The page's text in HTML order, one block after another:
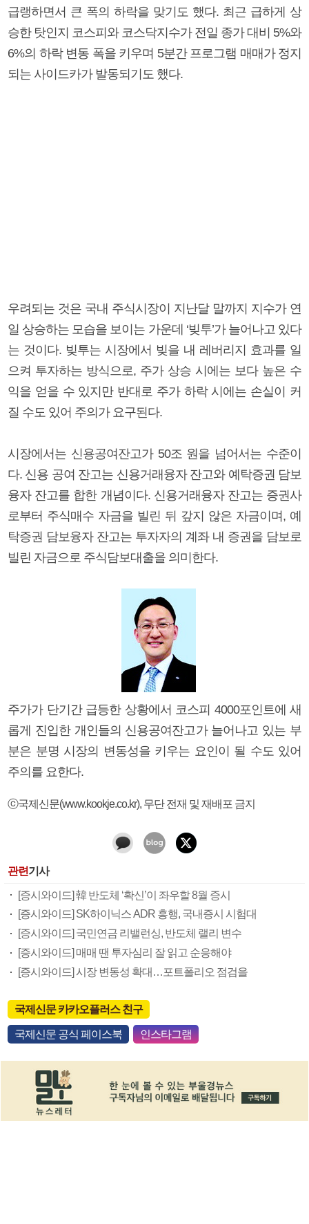
급랭하면서 큰 폭의 하락을 맞기도 했다. 최근 급하게 상
승한 탓인지 코스피와 코스닥지수가 전일 종가 대비 5%와
6%의 하락 변동 폭을 키우며 5분간 프로그램 매매가 정지
되는 사이드카가 발동되기도 했다.
우려되는 것은 국내 주식시장이 지난달 말까지 지수가 연
일 상승하는 모습을 보이는 가운데 ‘빚투’가 늘어나고 있다
는 것이다. 빚투는 시장에서 빚을 내 레버리지 효과를 일
으켜 투자하는 방식으로, 주가 상승 시에는 보다 높은 수
익을 얻을 수 있지만 반대로 주가 하락 시에는 손실이 커
질 수도 있어 주의가 요구된다.
시장에서는 신용공여잔고가 50조 원을 넘어서는 수준이
다. 신용 공여 잔고는 신용거래융자 잔고와 예탁증권 담보
융자 잔고를 합한 개념이다. 신용거래융자 잔고는 증권사
로부터 주식매수 자금을 빌린 뒤 갚지 않은 자금이며, 예
탁증권 담보융자 잔고는 투자자의 계좌 내 증권을 담보로
빌린 자금으로 주식담보대출을 의미한다.
주가가 단기간 급등한 상황에서 코스피 4000포인트에 새
롭게 진입한 개인들의 신용공여잔고가 늘어나고 있는 부
분은 분명 시장의 변동성을 키우는 요인이 될 수도 있어
주의를 요한다.
ⓒ국제신문(www.kookje.co.kr), 무단 전재 및 재배포 금지
관련기사
[증시와이드] 韓 반도체 ‘확신’이 좌우할 8월 증시
[증시와이드] SK하이닉스 ADR 흥행, 국내증시 시험대
[증시와이드] 국민연금 리밸런싱, 반도체 랠리 변수
[증시와이드] 매매 땐 투자심리 잘 읽고 순응해야
[증시와이드] 시장 변동성 확대…포트폴리오 점검을
국제신문 카카오플러스 친구
국제신문 공식 페이스북 인스타그램